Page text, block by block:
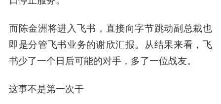
而陈金洲将进入飞书， 直接向字节跳动副总裁也
即是分管飞书业务的谢欣汇报。 从结果来看，飞
书少了一个日后可能的对手，多了一位战友。
这事不是第一次干